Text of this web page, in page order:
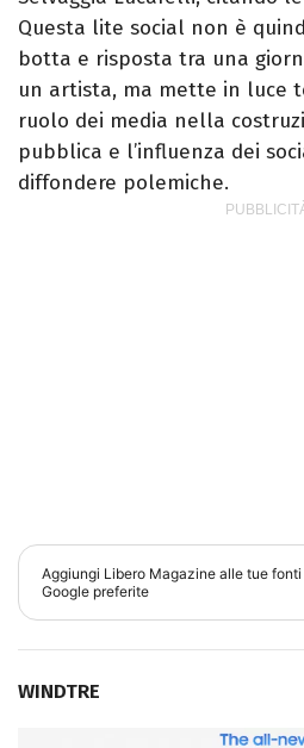
Questa lite social non è
botta e risposta tra una
un artista, ma mette in luce
ruolo dei media nella
pubblica e l’influenza dei
diffondere polemiche.
Aggiungi Libero Magazine alle tue fonti
Google preferite
WINDTRE